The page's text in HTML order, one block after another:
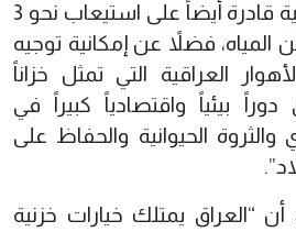
ويتابع، أن “بحيرة الحبانية قادرة أيضاً على استيعاب نحو 3
فضلاً عن إمكانية توجيه
العراقية التي تمثل خزاناً
بيئياً واقتصادياً كبيراً في
والثروة الحيوانية والحفاظ على
“العراق يمتلك خيارات خزنية